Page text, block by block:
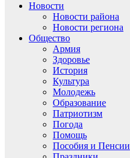
Новости
Новости района
Новости региона
Общество
Армия
Здоровье
История
Культура
Молодежь
Образование
Патриотизм
Погода
Помощь
Пособия и Пенсии